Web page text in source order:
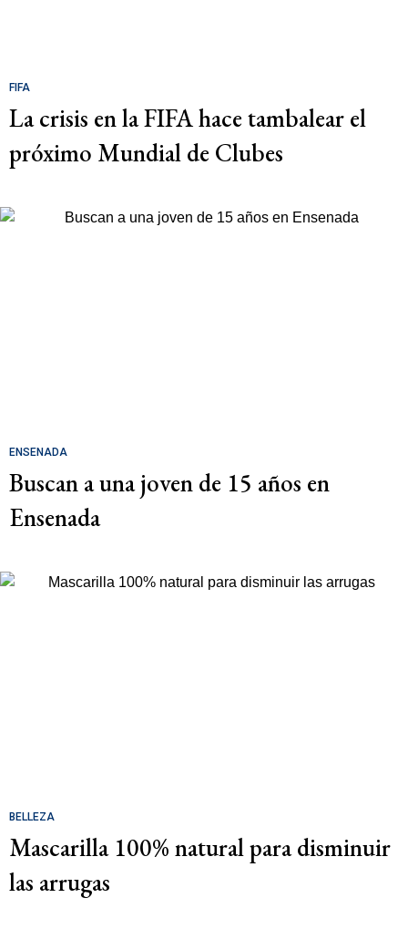
FIFA
La crisis en la FIFA hace tambalear el
próximo Mundial de Clubes
ENSENADA
Buscan a una joven de 15 años en
Ensenada
BELLEZA
Mascarilla 100% natural para disminuir
las arrugas